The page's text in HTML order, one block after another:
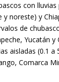
con
y noreste) y
de
Yucatán y
aisladas (0.1
Comarca